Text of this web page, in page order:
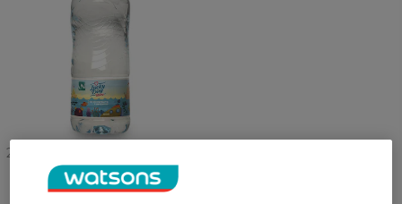
27 07 - 23 08
Вода негазированная Lucky
Day Для детей 330 мл